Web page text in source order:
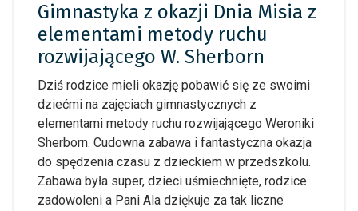
Gimnastyka z okazji Dnia Misia z
elementami metody ruchu
rozwijającego W. Sherborn
Dziś rodzice mieli okazję pobawić się ze swoimi
dziećmi na zajęciach gimnastycznych z
elementami metody ruchu rozwijającego Weroniki
Sherborn. Cudowna zabawa i fantastyczna okazja
do spędzenia czasu z dzieckiem w przedszkolu.
Zabawa była super, dzieci uśmiechnięte, rodzice
zadowoleni a Pani Ala dziękuje za tak liczne